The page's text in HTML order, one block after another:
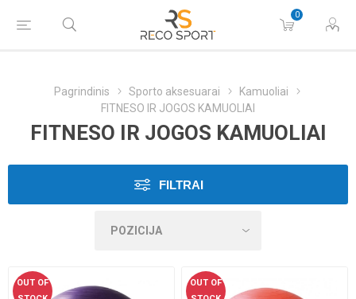
0
Pagrindinis Sporto aksesuarai
Kamuoliai
FITNESO IR JOGOS KAMUOLIAI
FITNESO IR JOGOS KAMUOLIAI
FILTRAI
OUT OF
OUT OF